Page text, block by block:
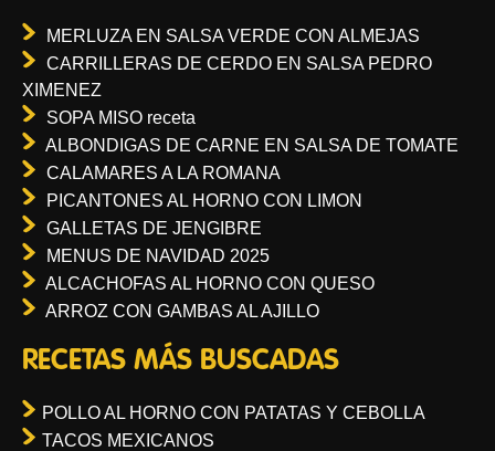
MERLUZA EN SALSA VERDE CON ALMEJAS
CARRILLERAS DE CERDO EN SALSA PEDRO
XIMENEZ
SOPA MISO receta
ALBONDIGAS DE CARNE EN SALSA DE TOMATE
CALAMARES A LA ROMANA
PICANTONES AL HORNO CON LIMON
GALLETAS DE JENGIBRE
MENUS DE NAVIDAD 2025
ALCACHOFAS AL HORNO CON QUESO
ARROZ CON GAMBAS AL AJILLO
RECETAS MÁS BUSCADAS
POLLO AL HORNO CON PATATAS Y CEBOLLA
TACOS MEXICANOS